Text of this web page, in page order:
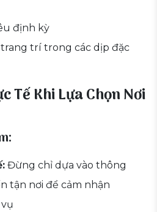
định kỳ
trang trí trong các dịp đặc
Tế Khi Lựa Chọn Nơi
Đừng chỉ dựa vào thông
tận nơi để cảm nhận